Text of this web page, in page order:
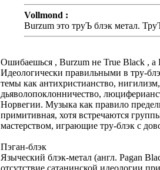
Vollmond :
Burzum это труЪ блэк метал.
Ошибаешься , Burzum не True Black , а
Идеологически правильными в тру-
темы как антихристианство,
дьяволопоклонничество,
Норвегии. Музыка как правило
примитивная, хотя встречаются
мастерством, играющие тру-блэк с
Пэган-блэк
Языческий блэк-метал (англ. Pagan
отсутствие сатанинской идеологии